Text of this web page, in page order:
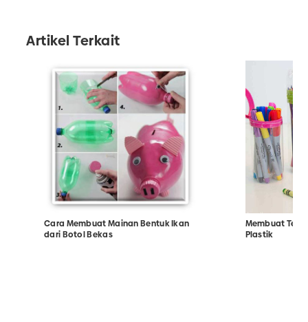
Artikel Terkait
Cara Membuat Mainan Bentuk Ikan
dari Botol Bekas
Membuat
Plastik